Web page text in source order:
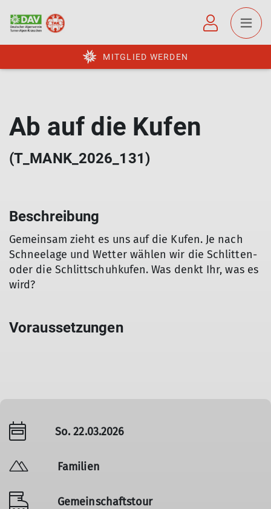
MITGLIED WERDEN
Ab auf die Kufen
(T_MANK_2026_131)
Beschreibung
Gemeinsam zieht es uns auf die Kufen. Je nach
Schneelage und Wetter wählen wir die Schlitten-
oder die Schlittschuhkufen. Was denkt Ihr, was es
wird?
Voraussetzungen
So. 22.03.2026
Familien
Gemeinschaftstour